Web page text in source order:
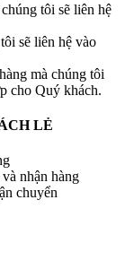
tôi sẽ liên hệ
sẽ liên hệ vào
mà chúng tôi
cho Quý khách.
LẺ
nhận hàng
chuyển